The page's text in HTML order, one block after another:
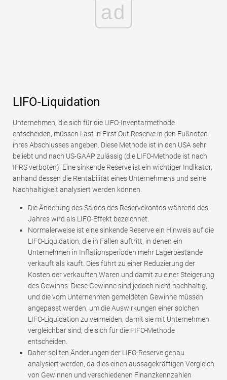
ad
LIFO-Liquidation
Unternehmen, die sich für die LIFO-Inventarmethode
entscheiden, müssen Last in First Out Reserve in den Fußnoten
ihres Abschlusses angeben. Diese Methode ist in den USA sehr
beliebt und nach US-GAAP zulässig (die LIFO-Methode ist nach
IFRS verboten). Eine sinkende Reserve ist ein wichtiger Indikator,
anhand dessen die Rentabilität eines Unternehmens und seine
Nachhaltigkeit analysiert werden können.
Die Änderung des Saldos des Reservekontos während des
Jahres wird als LIFO-Effekt bezeichnet.
Normalerweise ist eine sinkende Reserve ein Hinweis auf die
LIFO-Liquidation, die in Fällen auftritt, in denen ein
Unternehmen in Inflationsperioden mehr Lagerbestände
verkauft als kauft. Dies führt zu einer Reduzierung der
Kosten der verkauften Waren und damit zu einer Steigerung
des Gewinns. Diese Gewinne sind jedoch nicht nachhaltig,
und die vom Unternehmen gemeldeten Gewinne müssen
angepasst werden, um die Auswirkungen einer solchen
LIFO-Liquidation zu vermeiden, damit sie mit Unternehmen
vergleichbar sind, die sich für die FIFO-Methode
entscheiden.
Daher sollten Änderungen der LIFO-Reserve genau
analysiert werden, da dies einen aussagekräftigen Vergleich
von Gewinnen und verschiedenen Finanzkennzahlen